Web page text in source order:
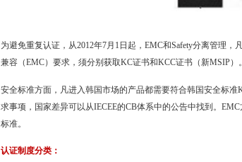
为避免重复认证，从2012年7月1日起，EMC和Safety分离管理
兼容（EMC）要求，须分别获取KC证书和KCC证书（新MSIP）。
安全标准方面，凡进入韩国市场的产品都需要符合韩国安全标
求事项，国家差异可以从IECEE的CB体系中的公告中找到。
标准。
认证制度分类：